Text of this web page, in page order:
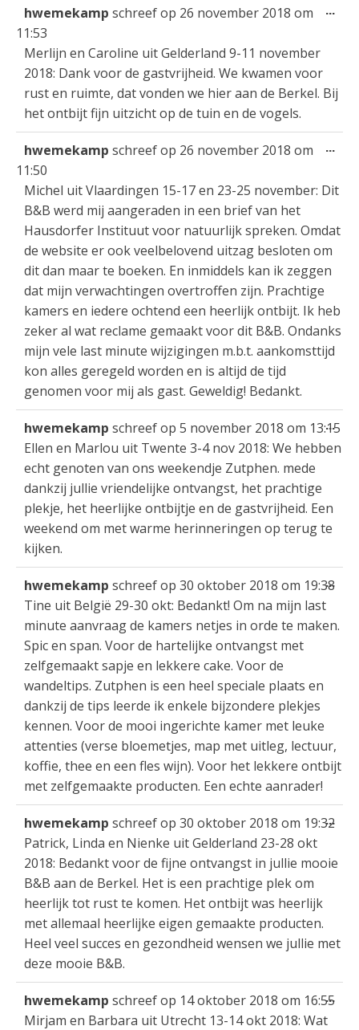
hwemekamp schreef op 26 november 2018 om
11:53
Merlijn en Caroline uit Gelderland 9-11 november
2018: Dank voor de gastvrijheid. We kwamen voor
rust en ruimte, dat vonden we hier aan de Berkel. Bij
het ontbijt fijn uitzicht op de tuin en de vogels.
...
hwemekamp schreef op 26 november 2018 om
11:50
Michel uit Vlaardingen 15-17 en 23-25 november: Dit
B&B werd mij aangeraden in een brief van het
Hausdorfer Instituut voor natuurlijk spreken. Omdat
de website er ook veelbelovend uitzag besloten om
dit dan maar te boeken. En inmiddels kan ik zeggen
dat mijn verwachtingen overtroffen zijn. Prachtige
kamers en iedere ochtend een heerlijk ontbijt. Ik heb
zeker al wat reclame gemaakt voor dit B&B. Ondanks
mijn vele last minute wijzigingen m.b.t. aankomsttijd
kon alles geregeld worden en is altijd de tijd
genomen voor mij als gast. Geweldig! Bedankt.
...
hwemekamp schreef op 5 november 2018 om 13:15
Ellen en Marlou uit Twente 3-4 nov 2018: We hebben
echt genoten van ons weekendje Zutphen. mede
dankzij jullie vriendelijke ontvangst, het prachtige
plekje, het heerlijke ontbijtje en de gastvrijheid. Een
weekend om met warme herinneringen op terug te
kijken.
...
hwemekamp schreef op 30 oktober 2018 om 19:38
Tine uit België 29-30 okt: Bedankt! Om na mijn last
minute aanvraag de kamers netjes in orde te maken.
Spic en span. Voor de hartelijke ontvangst met
zelfgemaakt sapje en lekkere cake. Voor de
wandeltips. Zutphen is een heel speciale plaats en
dankzij de tips leerde ik enkele bijzondere plekjes
kennen. Voor de mooi ingerichte kamer met leuke
attenties (verse bloemetjes, map met uitleg, lectuur,
koffie, thee en een fles wijn). Voor het lekkere ontbijt
met zelfgemaakte producten. Een echte aanrader!
...
hwemekamp schreef op 30 oktober 2018 om 19:32
Patrick, Linda en Nienke uit Gelderland 23-28 okt
2018: Bedankt voor de fijne ontvangst in jullie mooie
B&B aan de Berkel. Het is een prachtige plek om
heerlijk tot rust te komen. Het ontbijt was heerlijk
met allemaal heerlijke eigen gemaakte producten.
Heel veel succes en gezondheid wensen we jullie met
deze mooie B&B.
...
hwemekamp schreef op 14 oktober 2018 om 16:55
Mirjam en Barbara uit Utrecht 13-14 okt 2018: Wat
...